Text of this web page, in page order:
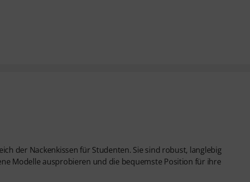
der Nackenkissen für Studenten. Sie sind robust, langlebig
Modelle ausprobieren und die bequemste Position für ihre